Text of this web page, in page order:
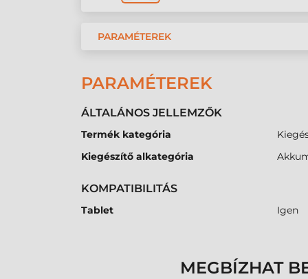
PARAMÉTEREK
PARAMÉTEREK
ÁLTALÁNOS JELLEMZŐK
Termék kategória
Kiegészítő alkategória
KOMPATIBILITÁS
Tablet Igen
MEGBÍZHAT